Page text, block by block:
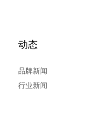
动态
品牌新闻
行业新闻